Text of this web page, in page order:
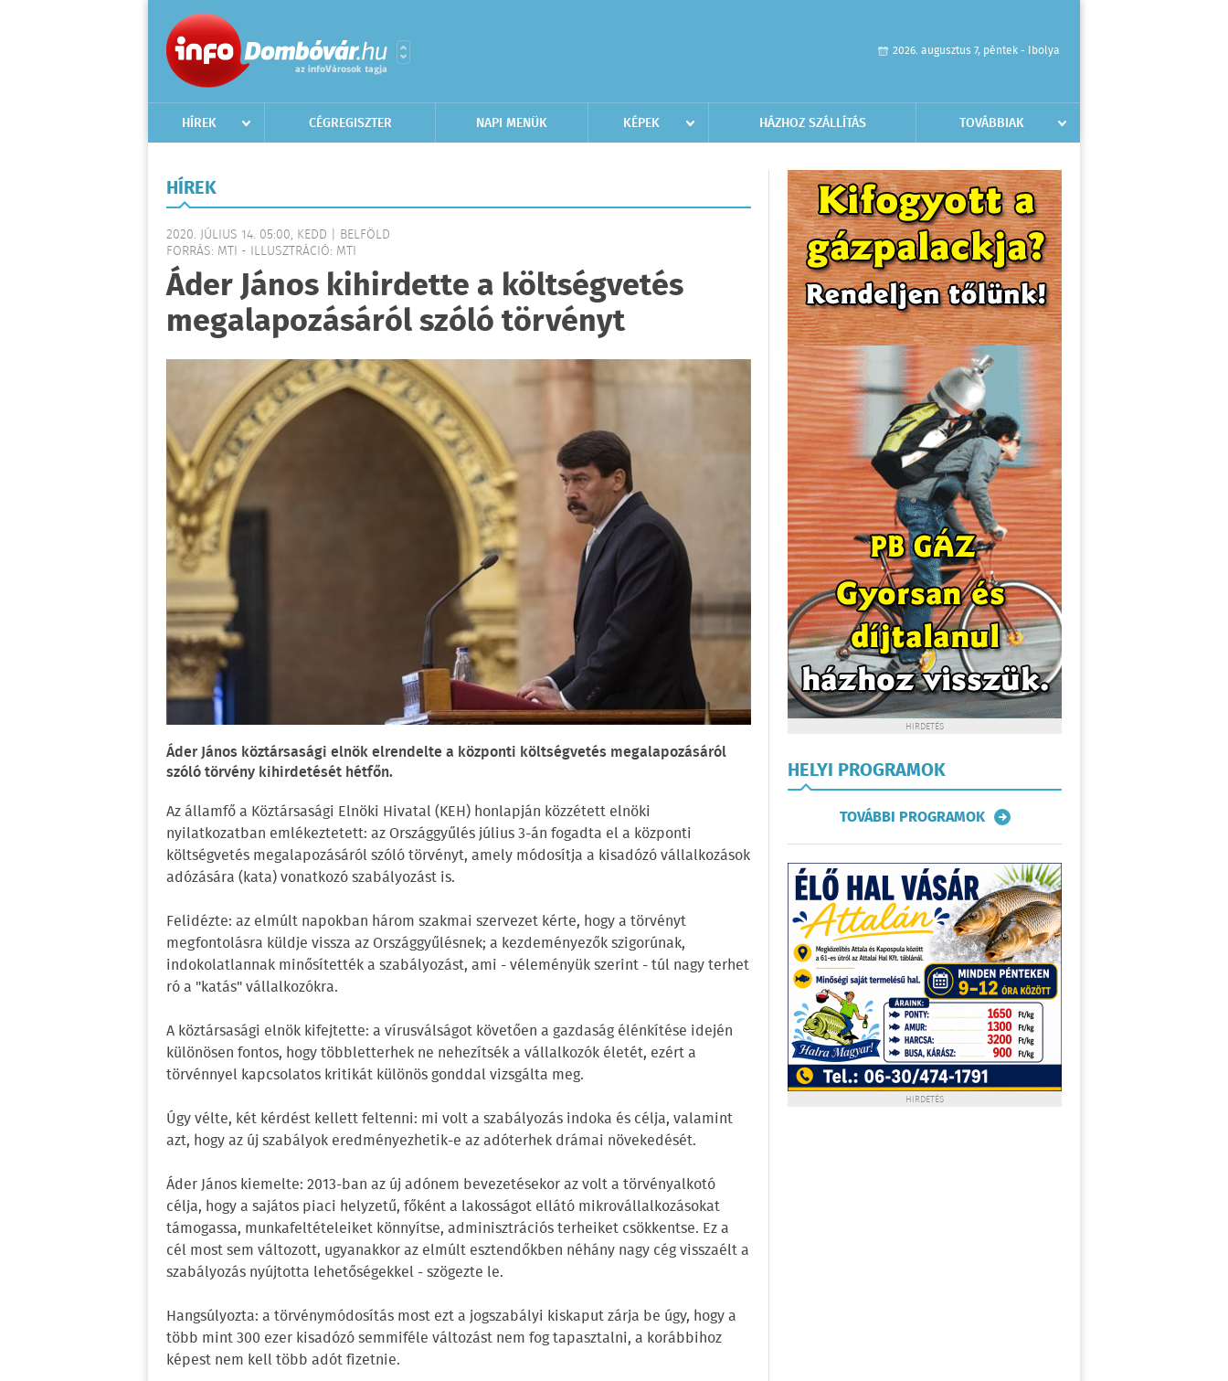
2026. augusztus 7, péntek - Ibolya
HÍREK CÉGREGISZTER NAPI MENÜK KÉPEK HÁZHOZ SZÁLLÍTÁS TOVÁBBIAK
HÍREK
2020. JÚLIUS 14. 05:00, KEDD | BELFÖLD
FORRÁS: MTI - ILLUSZTRÁCIÓ: MTI
Áder János kihirdette a költségvetés
megalapozásáról szóló törvényt
Áder János köztársasági elnök elrendelte a központi költségvetés megalapozásáról
szóló törvény kihirdetését hétfőn.
Az államfő a Köztársasági Elnöki Hivatal (KEH) honlapján közzétett elnöki
nyilatkozatban emlékeztetett: az Országgyűlés július 3-án fogadta el a központi
költségvetés megalapozásáról szóló törvényt, amely módosítja a kisadózó vállalkozások
adózására (kata) vonatkozó szabályozást is.
Felidézte: az elmúlt napokban három szakmai szervezet kérte, hogy a törvényt
megfontolásra küldje vissza az Országgyűlésnek; a kezdeményezők szigorúnak,
indokolatlannak minősítették a szabályozást, ami - véleményük szerint - túl nagy terhet
ró a "katás" vállalkozókra.
A köztársasági elnök kifejtette: a vírusválságot követően a gazdaság élénkítése idején
különösen fontos, hogy többletterhek ne nehezítsék a vállalkozók életét, ezért a
törvénnyel kapcsolatos kritikát különös gonddal vizsgálta meg.
Úgy vélte, két kérdést kellett feltenni: mi volt a szabályozás indoka és célja, valamint
azt, hogy az új szabályok eredményezhetik-e az adóterhek drámai növekedését.
Áder János kiemelte: 2013-ban az új adónem bevezetésekor az volt a törvényalkotó
célja, hogy a sajátos piaci helyzetű, főként a lakosságot ellátó mikrovállalkozásokat
támogassa, munkafeltételeiket könnyítse, adminisztrációs terheiket csökkentse. Ez a
cél most sem változott, ugyanakkor az elmúlt esztendőkben néhány nagy cég visszaélt a
szabályozás nyújtotta lehetőségekkel - szögezte le.
Hangsúlyozta: a törvénymódosítás most ezt a jogszabályi kiskaput zárja be úgy, hogy a
több mint 300 ezer kisadózó semmiféle változást nem fog tapasztalni, a korábbihoz
képest nem kell több adót fizetnie.
HIRDETÉS
HELYI PROGRAMOK
TOVÁBBI PROGRAMOK
HIRDETÉS